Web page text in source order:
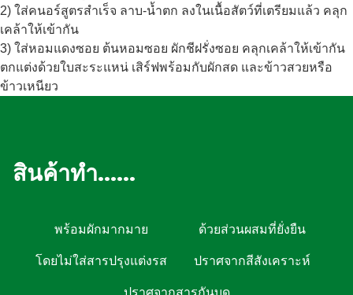
โปรตีน
less than 1 g.
2) ใส่คนอร์สูตรสำเร็จ ลาบ-น้ำตก ลงในเนื้อสัตว์ที่เตรียมแล้ว คลุก
เคล้าให้เข้ากัน
3) ใส่หอมแดงซอย ต้นหอมซอย ผักชีฝรั่งซอย คลุกเคล้าให้เข้ากัน
ตกแต่งด้วยใบสะระแหน่ เสิร์ฟพร้อมกับผักสด และข้าวสวยหรือ
ข้าวเหนียว
สินค้าทำ......
พร้อมผักมากมาย ด้วยส่วนผสมที่ยั่งยืน
โดยไม่ใส่สารปรุงแต่งรส ปราศจากสีสังเคราะห์